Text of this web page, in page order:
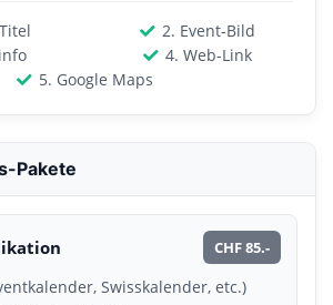
2. Event-Bild
4. Web-Link
5. Google Maps
Pakete
CHF 85.-
Swisskalender, etc.)